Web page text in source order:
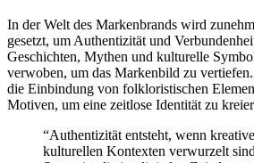
In der Welt des Markenbrands wird
gesetzt, um Authentizität und
Geschichten, Mythen und kulturelle
verwoben, um das Markenbild zu
die Einbindung von folkloristischen
Motiven, um eine zeitlose Identität zu
“Authentizität entsteht, wenn
kulturellen Kontexten verwurzelt